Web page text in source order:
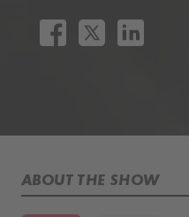
ABOUT THE SHOW